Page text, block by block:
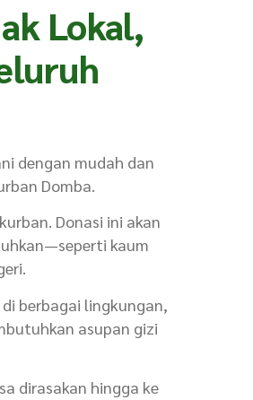
Lokal,
dengan mudah dan
Domba.
Donasi ini akan
kaum
berbagai lingkungan,
asupan gizi
dirasakan hingga ke